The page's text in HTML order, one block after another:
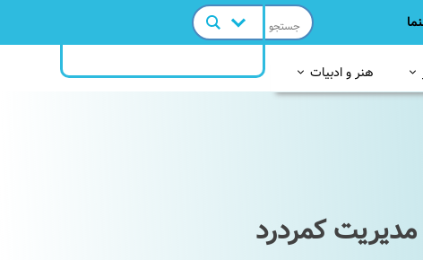
هنر و ادبیات